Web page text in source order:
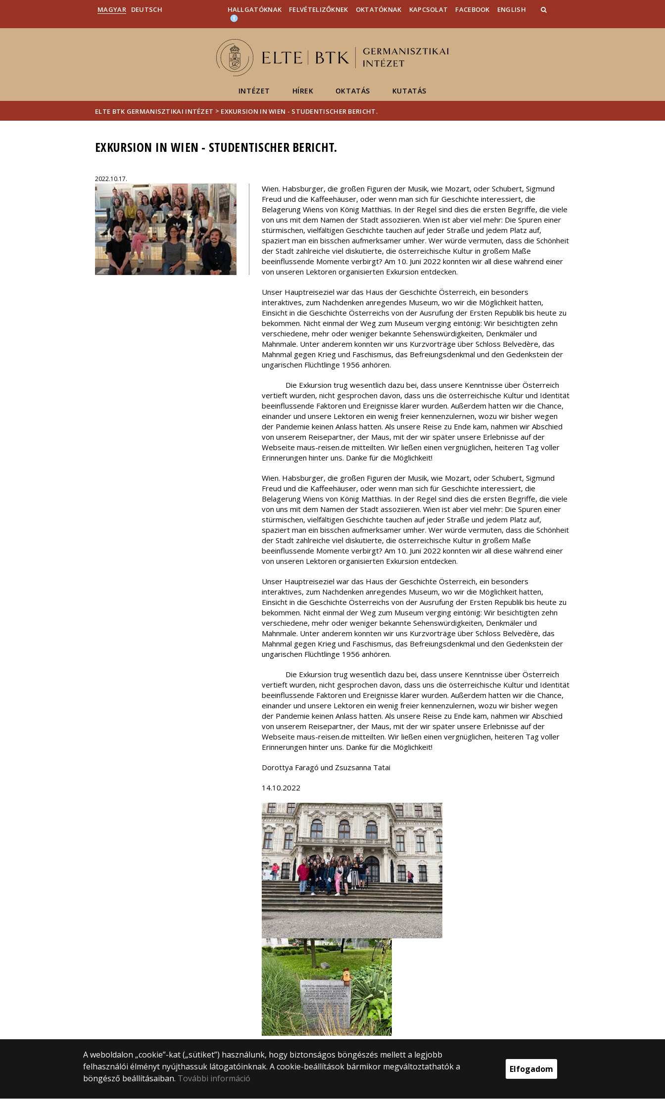
Hírek
Események
ELTE a
sajtóban
MAGYAR DEUTSCH HALLGATÓKNAK FELVÉTELIZŐKNEK OKTATÓKNAK KAPCSOLAT FACEBOOK ENGLISH
INTÉZET HÍREK OKTATÁS KUTATÁS
ELTE BTK GERMANISZTIKAI INTÉZET > EXKURSION IN WIEN - STUDENTISCHER BERICHT.
EXKURSION IN WIEN - STUDENTISCHER BERICHT.
2022.10.17.
Wien. Habsburger, die großen Figuren der Musik, wie Mozart, oder Schubert, Sigmund
Freud und die Kaffeehäuser, oder wenn man sich für Geschichte interessiert, die
Belagerung Wiens von König Matthias. In der Regel sind dies die ersten Begriffe, die viele
von uns mit dem Namen der Stadt assoziieren. Wien ist aber viel mehr: Die Spuren einer
stürmischen, vielfältigen Geschichte tauchen auf jeder Straße und jedem Platz auf,
spaziert man ein bisschen aufmerksamer umher. Wer würde vermuten, dass die Schönheit
der Stadt zahlreiche viel diskutierte, die österreichische Kultur in großem Maße
beeinflussende Momente verbirgt? Am 10. Juni 2022 konnten wir all diese während einer
von unseren Lektoren organisierten Exkursion entdecken.
Unser Hauptreiseziel war das Haus der Geschichte Österreich, ein besonders
interaktives, zum Nachdenken anregendes Museum, wo wir die Möglichkeit hatten,
Einsicht in die Geschichte Österreichs von der Ausrufung der Ersten Republik bis heute zu
bekommen. Nicht einmal der Weg zum Museum verging eintönig: Wir besichtigten zehn
verschiedene, mehr oder weniger bekannte Sehenswürdigkeiten, Denkmäler und
Mahnmale. Unter anderem konnten wir uns Kurzvorträge über Schloss Belvedère, das
Mahnmal gegen Krieg und Faschismus, das Befreiungsdenkmal und den Gedenkstein der
ungarischen Flüchtlinge 1956 anhören.
Die Exkursion trug wesentlich dazu bei, dass unsere Kenntnisse über Österreich
vertieft wurden, nicht gesprochen davon, dass uns die österreichische Kultur und Identität
beeinflussende Faktoren und Ereignisse klarer wurden. Außerdem hatten wir die Chance,
einander und unsere Lektoren ein wenig freier kennenzulernen, wozu wir bisher wegen
der Pandemie keinen Anlass hatten. Als unsere Reise zu Ende kam, nahmen wir Abschied
von unserem Reisepartner, der Maus, mit der wir später unsere Erlebnisse auf der
Webseite maus-reisen.de mitteilten. Wir ließen einen vergnüglichen, heiteren Tag voller
Erinnerungen hinter uns. Danke für die Möglichkeit!
Wien. Habsburger, die großen Figuren der Musik, wie Mozart, oder Schubert, Sigmund
Freud und die Kaffeehäuser, oder wenn man sich für Geschichte interessiert, die
Belagerung Wiens von König Matthias. In der Regel sind dies die ersten Begriffe, die viele
von uns mit dem Namen der Stadt assoziieren. Wien ist aber viel mehr: Die Spuren einer
stürmischen, vielfältigen Geschichte tauchen auf jeder Straße und jedem Platz auf,
spaziert man ein bisschen aufmerksamer umher. Wer würde vermuten, dass die Schönheit
der Stadt zahlreiche viel diskutierte, die österreichische Kultur in großem Maße
beeinflussende Momente verbirgt? Am 10. Juni 2022 konnten wir all diese während einer
von unseren Lektoren organisierten Exkursion entdecken.
Unser Hauptreiseziel war das Haus der Geschichte Österreich, ein besonders
interaktives, zum Nachdenken anregendes Museum, wo wir die Möglichkeit hatten,
Einsicht in die Geschichte Österreichs von der Ausrufung der Ersten Republik bis heute zu
bekommen. Nicht einmal der Weg zum Museum verging eintönig: Wir besichtigten zehn
verschiedene, mehr oder weniger bekannte Sehenswürdigkeiten, Denkmäler und
Mahnmale. Unter anderem konnten wir uns Kurzvorträge über Schloss Belvedère, das
Mahnmal gegen Krieg und Faschismus, das Befreiungsdenkmal und den Gedenkstein der
ungarischen Flüchtlinge 1956 anhören.
Die Exkursion trug wesentlich dazu bei, dass unsere Kenntnisse über Österreich
vertieft wurden, nicht gesprochen davon, dass uns die österreichische Kultur und Identität
beeinflussende Faktoren und Ereignisse klarer wurden. Außerdem hatten wir die Chance,
einander und unsere Lektoren ein wenig freier kennenzulernen, wozu wir bisher wegen
der Pandemie keinen Anlass hatten. Als unsere Reise zu Ende kam, nahmen wir Abschied
von unserem Reisepartner, der Maus, mit der wir später unsere Erlebnisse auf der
Webseite maus-reisen.de mitteilten. Wir ließen einen vergnüglichen, heiteren Tag voller
Erinnerungen hinter uns. Danke für die Möglichkeit!
Dorottya Faragó und Zsuzsanna Tatai
14.10.2022
A weboldalon „cookie”-kat („sütiket”) használunk, hogy biztonságos böngészés mellett a legjobb
felhasználói élményt nyújthassuk látogatóinknak. A cookie-beállítások bármikor megváltoztathatók a
böngésző beállításaiban. További információ
Elfogadom
© 2025 Eötvös Loránd Tudományegyetem